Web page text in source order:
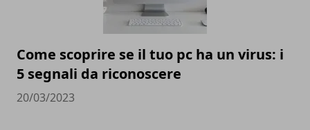
Come scoprire se il tuo pc ha un virus: i
5 segnali da riconoscere
20/03/2023